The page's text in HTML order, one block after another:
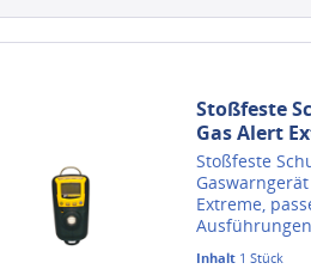
Stoßfeste
Gas Alert
Stoßfeste
Extreme,
Inhalt 1 Stück